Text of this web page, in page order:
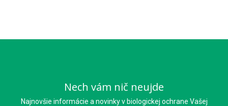
Nech vám nič neujde
Najnovšie informácie a novinky v biologickej ochrane Vašej